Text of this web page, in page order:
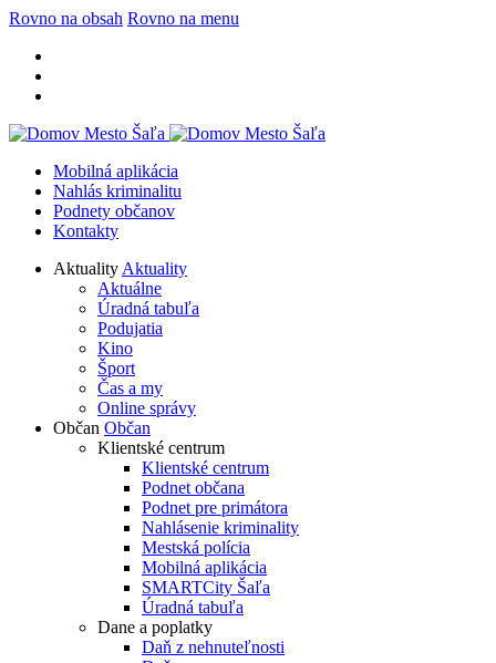
Rovno na obsah Rovno na menu
Mobilná aplikácia
Nahlás kriminalitu
Podnety občanov
Kontakty
Aktuality Aktuality
Aktuálne
Úradná tabuľa
Podujatia
Kino
Šport
Čas a my
Online správy
Občan Občan
Klientské centrum
Klientské centrum
Podnet občana
Podnet pre primátora
Nahlásenie kriminality
Mestská polícia
Mobilná aplikácia
SMARTCity Šaľa
Úradná tabuľa
Dane a poplatky
Daň z nehnuteľnosti